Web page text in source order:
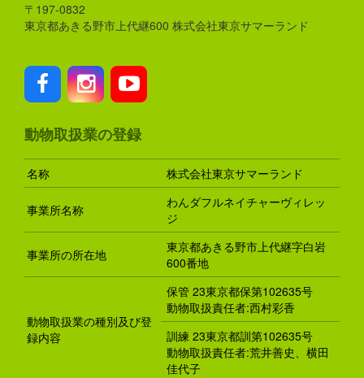
〒197-0832
東京都あきる野市上代継600 株式会社東京サマーランド
動物取扱業の登録
名称 株式会社東京サマーランド
事業所名称
わんダフルネイチャーヴィレッ
ジ
事業所の所在地
東京都あきる野市上代継字白岩
600番地
動物取扱業の種別及び登
録内容
保管 23東京都保第102635号
動物取扱責任者:西村彩香
訓練 23東京都訓第102635号
動物取扱責任者:荒井善史、横田
佳代子